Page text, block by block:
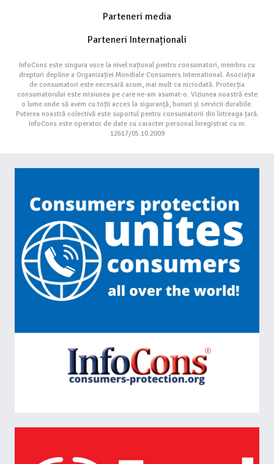
Parteneri media
Parteneri Internaționali
InfoCons este singura voce la nivel național pentru consumatori, membru cu
drepturi depline a Organizației Mondiale Consumers International. Asociația
de consumatori este necesară acum, mai mult ca niciodată. Protecția
consumatorului este misiunea pe care ne-am asumat-o. Viziunea noastră este
o lume unde să avem cu toții acces la siguranță, bunuri și servicii durabile.
Puterea noastră colectivă este suportul pentru consumatorii din întreaga țară.
InfoCons este operator de date cu caracter personal înregistrat cu nr.
12617/05.10.2009